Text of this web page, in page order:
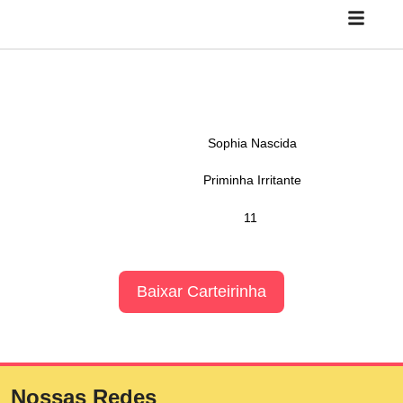
Sophia Nascida
Priminha Irritante
11
Baixar Carteirinha
Nossas Redes